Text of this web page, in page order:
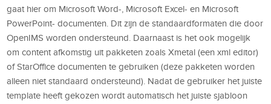
gaat hier om Microsoft Word-, Microsoft Excel- en Microsoft
PowerPoint- documenten. Dit zijn de standaardformaten die door
OpenIMS worden ondersteund. Daarnaast is het ook mogelijk
om content afkomstig uit pakketen zoals Xmetal (een xml editor)
of StarOffice documenten te gebruiken (deze pakketen worden
alleen niet standaard ondersteund). Nadat de gebruiker het juiste
template heeft gekozen wordt automatisch het juiste sjabloon